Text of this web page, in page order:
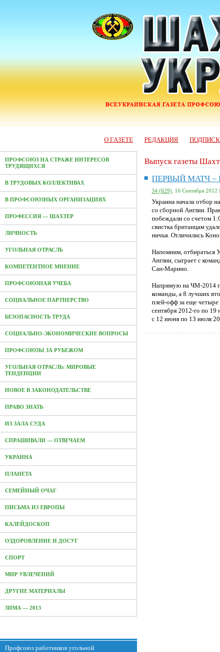
О ГАЗЕТЕ РЕДАКЦИЯ
ПРОФСОЮЗ НА СТРАЖЕ ИНТЕРЕСОВ
ТРУДЯЩИХСЯ
В ТРУДОВЫХ КОЛЛЕКТИВАХ
В ПРОФСОЮЗНЫХ ОРГАНИЗАЦИЯХ
ПРОФЕССИЯ — ШАХТЕР
ЛИЧНОСТЬ
УГОЛЬНАЯ ОТРАСЛЬ
КОМПЕТЕНТНОЕ МНЕНИЕ
ПРОФСОЮЗНАЯ УЧЕБА
СОЦИАЛЬНОЕ ПАРТНЕРСТВО
БЕЗОПАСНОСТЬ ТРУДА
СОЦИАЛЬНО-ЭКОНОМИЧЕСКИЕ ВОПРОСЫ
ПРОФСОЮЗЫ ЗА РУБЕЖОМ
УГОЛЬНАЯ ОТРАСЛЬ: МИРОВЫЕ
ТЕНДЕНЦИИ
НОВОЕ В ЗАКОНОДАТЕЛЬСТВЕ
ПРАВО ЗНАТЬ
ИЗ ЗАЛА СУДА
СПРАШИВАЛИ — ОТВЕЧАЕМ
УКРАИНА
ПЛАНЕТА
СЕМЕЙНЫЙ ОЧАГ
ПИСЬМА ИЗ ЕВРОПЫ
КАЛЕЙДОСКОП
ОЗДОРОВЛЕНИЕ И ДОСУГ
СПОРТ
МИР УВЛЕЧЕНИЙ
ДРУГИЕ МАТЕРИАЛЫ
ЗИМА — 2013
Профсоюз работников угольной
Выпуск газеты
ПЕРВЫЙ МАТЧ
34 (629), 16 Сентября 2012
Украина начала отбор
со сборной Англии.
побеждали со счетом
свистка британцам
ничья. Отличились
Напомним, отбираться
Англии, сыграет с
Сан-Марино.
Напрямую на ЧМ-2014
команды, а 8 лучших
плей-офф за еще
сентября 2012-го по
с 12 июня по 13 июля